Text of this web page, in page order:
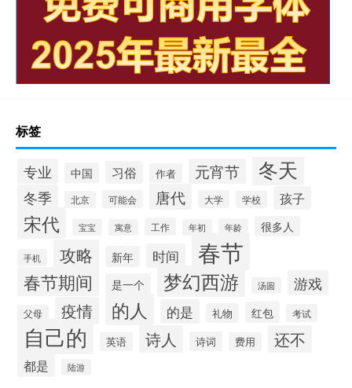
标签
专业 中国 习俗 作者 元宵节 冬天
冬季 北京 可能会 唐代 大学 学校 孩子
宋代 宝宝 寓意 工作 年初 年龄 很多人
手机 攻略 新年 时间 春节
春节期间 是一个 梦幻西游 汤圆 游戏
父母 疫情 的人 的是 礼物 红包 考试
自己的 英语 诗人 诗词 费用 还不
都是 陆游